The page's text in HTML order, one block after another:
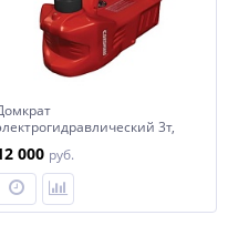
3т,
000 руб.